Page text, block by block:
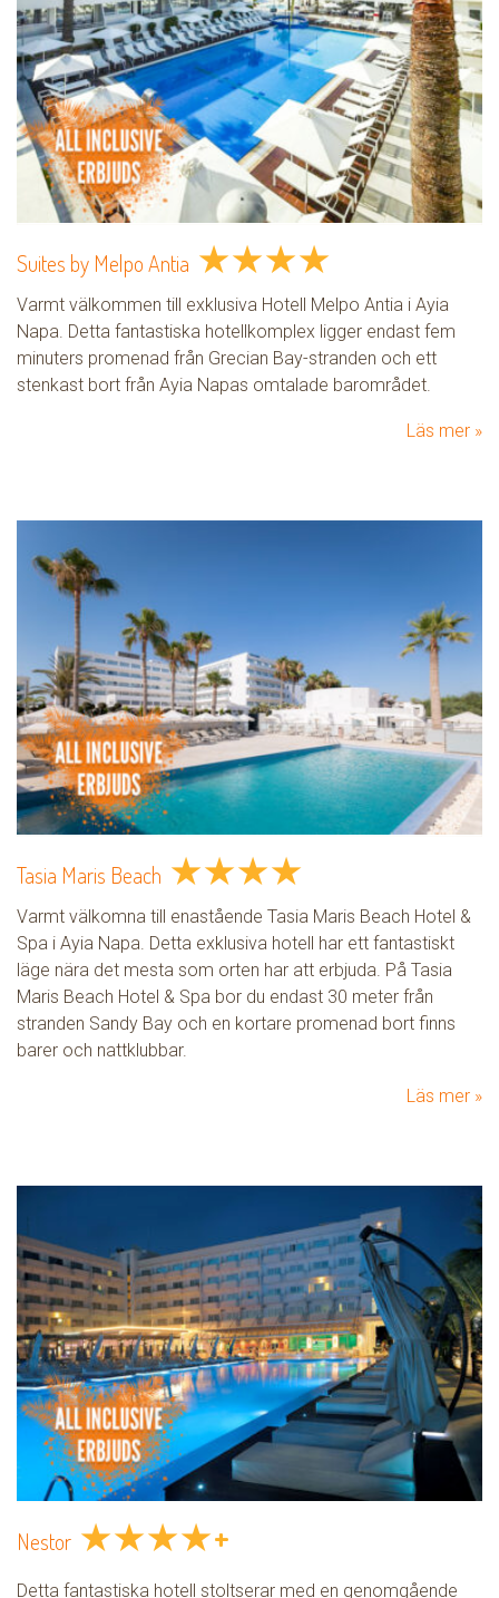
Suites by Melpo Antia ★★★★
Varmt välkommen till exklusiva Hotell Melpo Antia i Ayia
Napa. Detta fantastiska hotellkomplex ligger endast fem
minuters promenad från Grecian Bay-stranden och ett
stenkast bort från Ayia Napas omtalade barområdet.
Läs mer
Tasia Maris Beach ★★★★
Varmt välkomna till enastående Tasia Maris Beach Hotel &
Spa i Ayia Napa. Detta exklusiva hotell har ett fantastiskt
läge nära det mesta som orten har att erbjuda. På Tasia
Maris Beach Hotel & Spa bor du endast 30 meter från
stranden Sandy Bay och en kortare promenad bort finns
barer och nattklubbar.
Läs mer
Nestor ★★★★+
Detta fantastiska hotell stoltserar med en genomgående